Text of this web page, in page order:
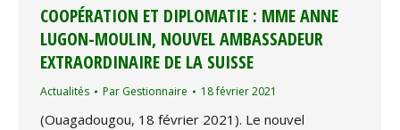
COOPÉRATION ET DIPLOMATIE : MME ANNE
LUGON-MOULIN, NOUVEL AMBASSADEUR
EXTRAORDINAIRE DE LA SUISSE
Actualités Par Gestionnaire 18 février 2021
(Ouagadougou, 18 février 2021). Le nouvel